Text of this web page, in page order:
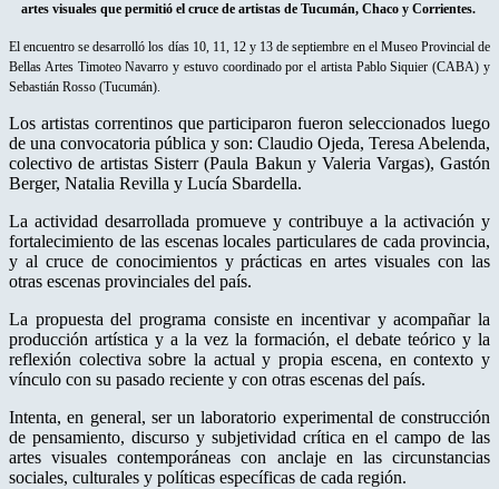
artes visuales que permitió el cruce de artistas de Tucumán, Chaco y Corrientes.
El encuentro se desarrolló los días 10, 11, 12 y 13 de septiembre en el Museo Provincial de
Bellas Artes Timoteo Navarro y estuvo coordinado por el artista Pablo Siquier (CABA) y
Sebastián Rosso (Tucumán).
Los artistas correntinos que participaron fueron seleccionados luego
de una convocatoria pública y son: Claudio Ojeda, Teresa Abelenda,
colectivo de artistas Sisterr (Paula Bakun y Valeria Vargas), Gastón
Berger, Natalia Revilla y Lucía Sbardella.
La actividad desarrollada promueve y contribuye a la activación y
fortalecimiento de las escenas locales particulares de cada provincia,
y al cruce de conocimientos y prácticas en artes visuales con las
otras escenas provinciales del país.
La propuesta del programa consiste en incentivar y acompañar la
producción artística y a la vez la formación, el debate teórico y la
reflexión colectiva sobre la actual y propia escena, en contexto y
vínculo con su pasado reciente y con otras escenas del país.
Intenta, en general, ser un laboratorio experimental de construcción
de pensamiento, discurso y subjetividad crítica en el campo de las
artes visuales contemporáneas con anclaje en las circunstancias
sociales, culturales y políticas específicas de cada región.